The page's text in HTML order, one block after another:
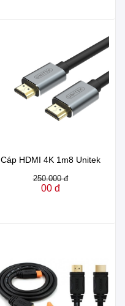
Cáp HDMI 4K 1m8 Unitek
250.000 đ
00 đ